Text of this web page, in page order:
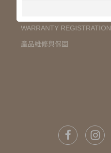
WARRANTY REGISTRATION
產品維修與保固